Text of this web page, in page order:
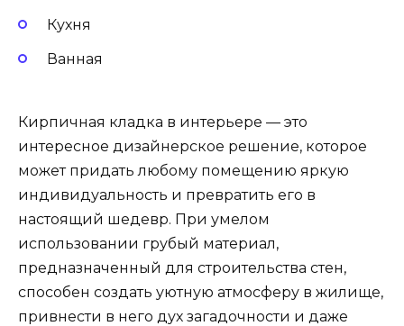
Кухня
Ванная
Кирпичная кладка в интерьере — это
интересное дизайнерское решение, которое
может придать любому помещению яркую
индивидуальность и превратить его в
настоящий шедевр. При умелом
использовании грубый материал,
предназначенный для строительства стен,
способен создать уютную атмосферу в жилище,
привнести в него дух загадочности и даже